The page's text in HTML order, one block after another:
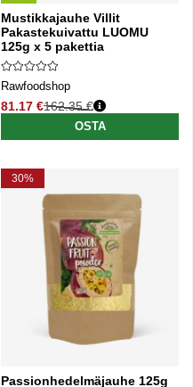
Mustikkajauhe Villit
Pakastekuivattu LUOMU
125g x 5 pakettia
Rawfoodshop
81.17 €
Normaali hinta
162.35 €
OSTA
30%
Passionhedelmäjauhe 125g